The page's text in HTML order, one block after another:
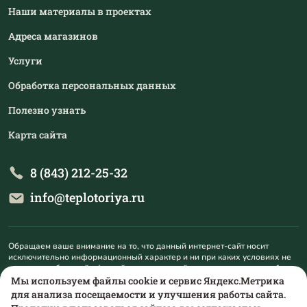
бани. Современные металлические печи для
бани быстро нагревают парилку, камни в
По сравнению с кирпичной дровяной печью
дров.
При выборе банной печи для вашей бани
параметры:
Мощность печи должна соответствовать
части установки: основание, необходимая
облицовка и т. д.
Количество пара зависит от объёма
Наши материалы в проектах
Адреса магазинов
Услуги
Обработка персональных данных
Полезно узнать
Карта сайта
8 (843) 212-25-32
info@teplotoriya.ru
Обращаем ваше внимание на то, что данный интернет-сайт носит
исключительно информационный характер и ни при каких условиях не
является публичной офертой, определяемой положениями пункта 1
статьи 437 Гражданского кодекса Российской Федерации. Для
получения подробной информации о наличии и стоимости указанных
товаров и (или) услуг, пожалуйста, обращайтесь на mail@teplotoriya.ru.
Мы используем файлы cookie и сервис Яндекс.Метрика
для анализа посещаемости и улучшения работы сайта.